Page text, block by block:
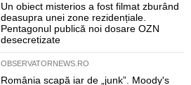
Un obiect misterios a fost filmat zburând
deasupra unei zone rezidențiale.
Pentagonul publică noi dosare OZN
desecretizate
OBSERVATORNEWS.RO
România scapă iar de „junk”. Moody's